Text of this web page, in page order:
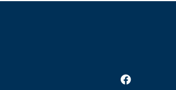
Facebook